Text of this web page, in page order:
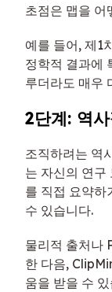
초점은 맵을 어
예를 들어, 제1
정학적 결과에
루더라도 매우
2단계: 역
조직하려는 역
는 자신의 연구
를 직접 요약
수 있습니다.
물리적 출처나
한 다음,
움을 받을 수